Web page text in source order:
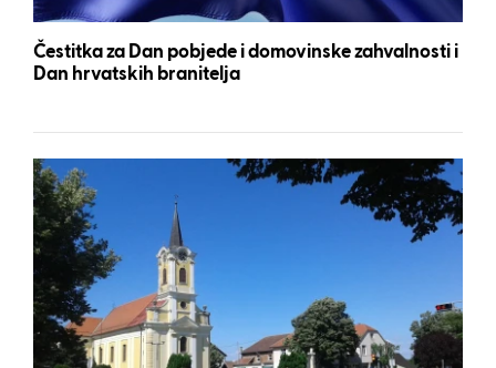
Čestitka za Dan pobjede i domovinske zahvalnosti i
Dan hrvatskih branitelja